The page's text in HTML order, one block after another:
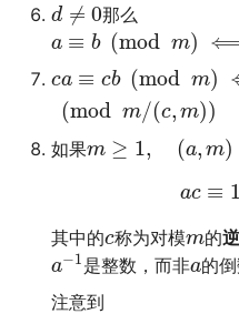
d ≠ 0那么
a ≡ b (mod m)
ca ≡ cb (mod m)
(mod m/(c, m))
如果m ≥ 1, (a, m)
ac ≡ 1
其中的c称为对模m的
a−1是整数，而非a的倒
注意到